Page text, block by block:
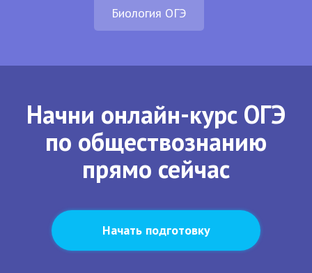
Биология ОГЭ
Начни онлайн-курс ОГЭ
по обществознанию
прямо сейчас
Начать подготовку